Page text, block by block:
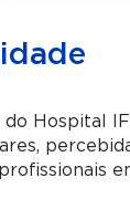
Hospital